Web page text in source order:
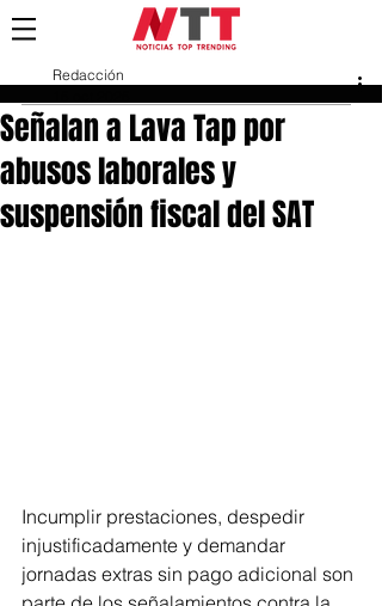
Señalan a Lava Tap por
abusos laborales y
suspensión fiscal del SAT
Redacción
Incumplir prestaciones, despedir
injustificadamente y demandar
jornadas extras sin pago adicional son